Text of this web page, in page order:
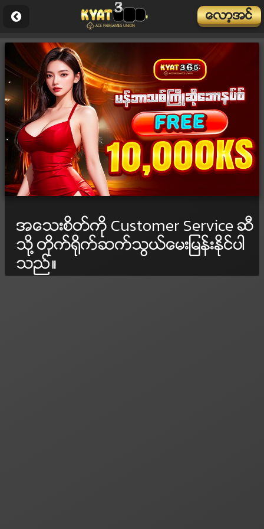
ေလာ့အင္
အေသးစိတ္ကို Customer Service ဆီ
သို႔ တိုက္႐ိုက္ဆက္သြယ္ေမးျမန္းႏိုင္ပါ
သည္။